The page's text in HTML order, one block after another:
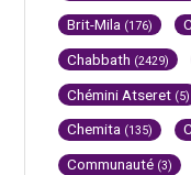
Brit-Mila (176)
Chabbath (2429)
Chémini Atseret (5)
Chemita (135)
Communauté (3)